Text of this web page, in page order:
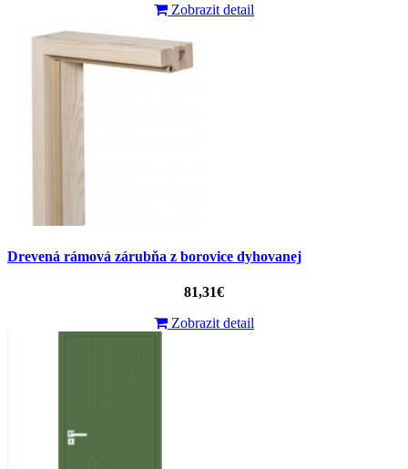
Zobrazit detail
Drevená rámová zárubňa z borovice dyhovanej
81,31€
Zobrazit detail